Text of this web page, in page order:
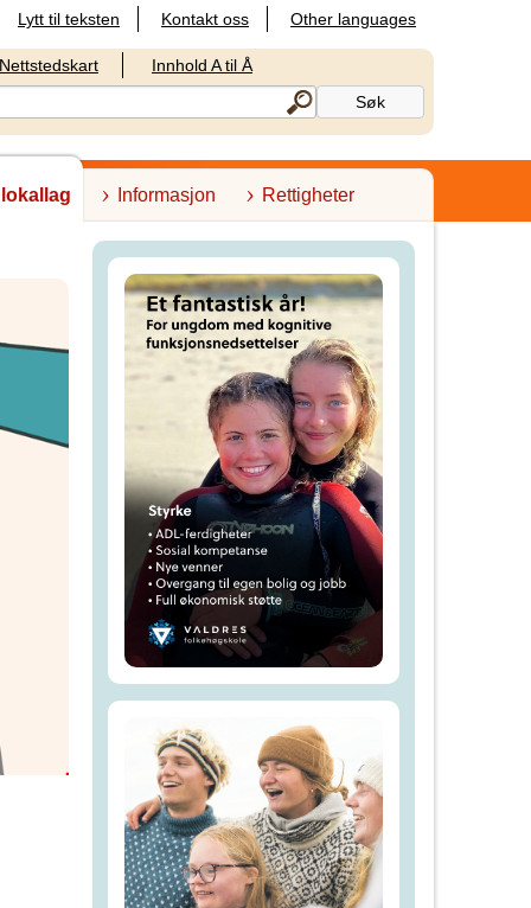
Lytt til teksten Kontakt oss Other languages
Nettstedskart Innhold A til Å
Informasjon Rettigheter